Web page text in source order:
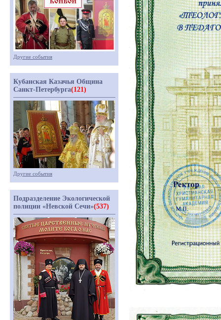
Другие события
Кубанская Казачья Община
Санкт-Петербурга(121)
Другие события
Подразделение Экологической
полиции «Невской Сечи»(537)